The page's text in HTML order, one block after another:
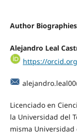
Author Biographies
Alejandro Leal
https://
Licenciado en
la Universidad del
misma